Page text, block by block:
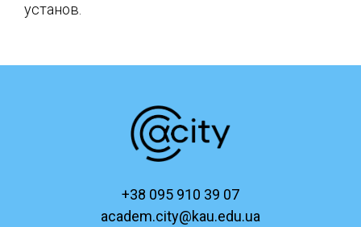
установ.
+38 095 910 39 07
academ.city@kau.edu.ua